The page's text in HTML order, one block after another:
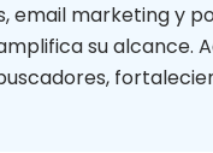
email marketing y
su alcance.